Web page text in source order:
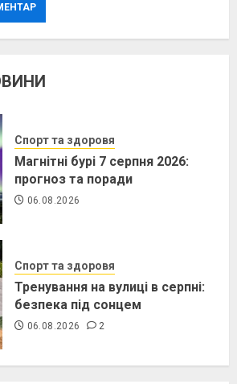
Спорт та здоровя
Магнітні бурі 7 серпня 2026:
прогноз та поради
06.08.2026
Спорт та здоровя
Тренування на вулиці в серпні:
безпека під сонцем
06.08.2026 2